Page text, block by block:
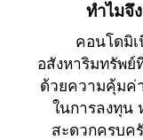
ทำไมจึ
คอนโดมิเ
อสังหาริมทรัพ
ด้วยความคุ้มค่
ในการลงทุน
สะดวกครบค